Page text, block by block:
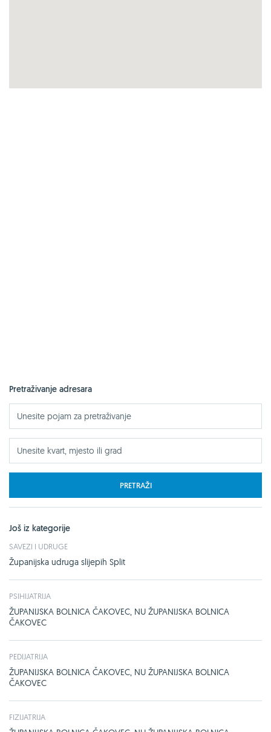
Pretraživanje adresara
PRETRAŽI
Još iz kategorije
SAVEZI I UDRUGE
Županijska udruga slijepih Split
PSIHIJATRIJA
ŽUPANIJSKA BOLNICA ČAKOVEC, NU ŽUPANIJSKA BOLNICA
ČAKOVEC
PEDIJATRIJA
ŽUPANIJSKA BOLNICA ČAKOVEC, NU ŽUPANIJSKA BOLNICA
ČAKOVEC
FIZIJATRIJA